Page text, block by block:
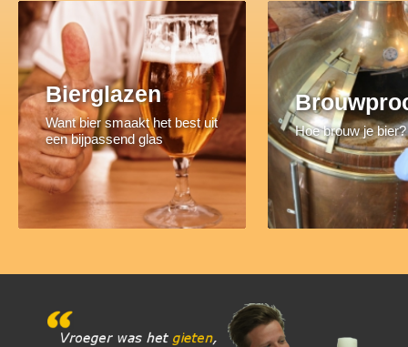
Bierglazen
Want bier smaakt het best uit
een bijpassend glas
Hoe brouw je bier?